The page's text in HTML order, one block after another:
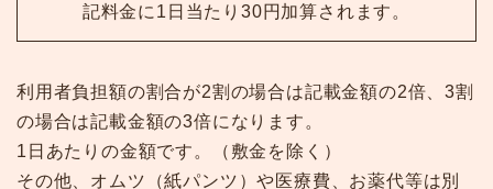
記料金に1日当たり30円加算されます。
利用者負担額の割合が2割の場合は記載金額の2倍、3割
の場合は記載金額の3倍になります。
1日あたりの金額です。（敷金を除く）
その他、オムツ（紙パンツ）や医療費、お薬代等は別